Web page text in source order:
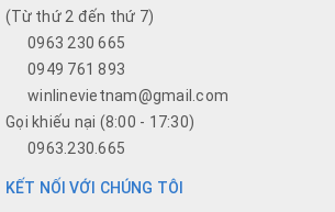
(Từ thứ 2 đến thứ 7)
0963 230 665
0949 761 893
winlinevietnam@gmail.com
Gọi khiếu nại (8:00 - 17:30)
0963.230.665
KẾT NỐI VỚI CHÚNG TÔI